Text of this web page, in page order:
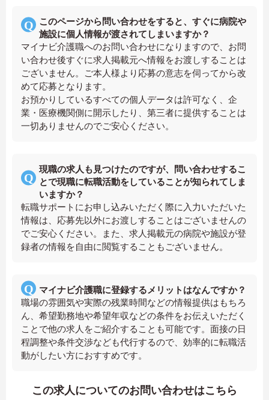
このページから問い合わせをすると、すぐに病院や
施設に個人情報が渡されてしまいますか？
マイナビ介護職へのお問い合わせになりますので、お問
い合わせ後すぐに求人掲載元へ情報をお渡しすることは
ございません。ご本人様より応募の意志を伺ってから改
めて応募となります。
お預かりしているすべての個人データは許可なく、企
業・医療機関側に開示したり、第三者に提供することは
一切ありませんのでご安心ください。
現職の求人も見つけたのですが、問い合わせするこ
とで現職に転職活動をしていることが知られてしま
いますか？
転職サポートにお申し込みいただく際に入力いただいた
情報は、応募先以外にお渡しすることはございませんの
でご安心ください。また、求人掲載元の病院や施設が登
録者の情報を自由に閲覧することもございません。
マイナビ介護職に登録するメリットはなんですか？
職場の雰囲気や実際の残業時間などの情報提供はもちろ
ん、希望勤務地や希望年収などの条件をお伝えいただく
ことで他の求人をご紹介することも可能です。面接の日
程調整や条件交渉なども代行するので、効率的に転職活
動がしたい方におすすめです。
この求人についてのお問い合わせはこちら